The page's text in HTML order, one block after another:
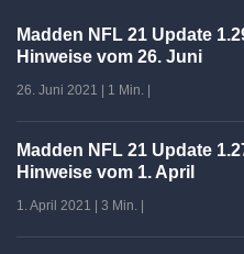
Madden NFL 21 Update
Hinweise vom 26. Juni
26. Juni 2021 1 Min.
Madden NFL 21 Update
Hinweise vom 1. April
1. April 2021 3 Min.